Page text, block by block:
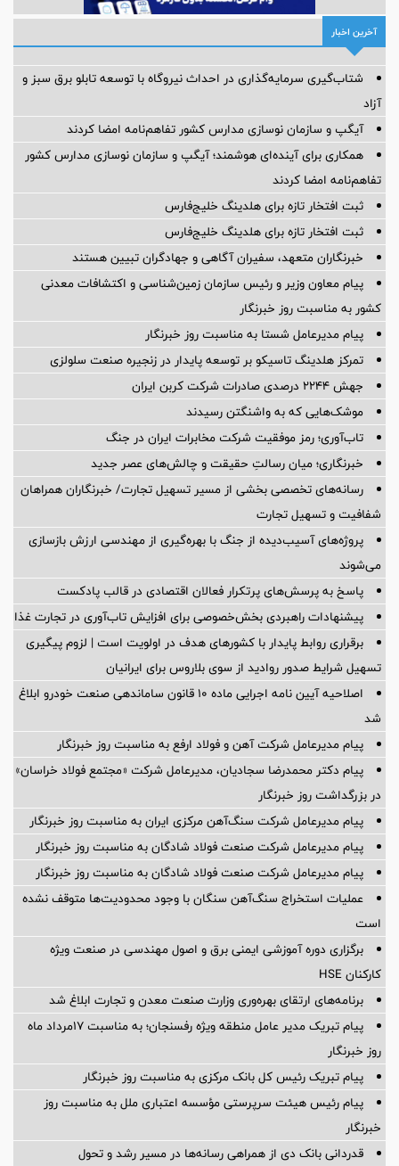
آخرین اخبار
شتاب‌گیری سرمایه‌گذاری در احداث نیروگاه با توسعه تابلو برق سبز و
آزاد
آیگپ و سازمان نوسازی مدارس کشور تفاهم‌نامه امضا کردند
همکاری برای آینده‌ای هوشمند؛ آیگپ و سازمان نوسازی مدارس کشور
تفاهم‌نامه امضا کردند
ثبت افتخار تازه برای هلدینگ خلیج‌فارس
ثبت افتخار تازه برای هلدینگ خلیج‌فارس
خبرنگاران متعهد، سفیران آگاهی و جهادگران تبیین هستند
پیام معاون وزیر و رئیس سازمان زمین‌شناسی و اکتشافات معدنی
کشور به مناسبت روز خبرنگار
پیام مدیرعامل شستا به مناسبت روز خبرنگار
تمرکز هلدینگ تاسیکو بر توسعه پایدار در زنجیره صنعت سلولزی
جهش ۲۲۴۴ درصدی صادرات شرکت کربن ایران
موشک‌هایی که به واشنگتن رسیدند
تاب‌آوری؛ رمز موفقیت شرکت مخابرات ایران در جنگ
خبرنگاری؛ میان رسالتِ حقیقت و چالش‌های عصر جدید
رسانه‌های تخصصی بخشی از مسیر تسهیل تجارت/ خبرنگاران همراهان
شفافیت و تسهیل تجارت
پروژه‌های آسیب‌دیده از جنگ با بهره‌گیری از مهندسی ارزش بازسازی
می‌شوند
پاسخ به پرسش‌های پرتکرار فعالان اقتصادی در قالب پادکست
پیشنهادات راهبردی بخش‌خصوصی برای افزایش تاب‌آوری در تجارت غذا
برقراری روابط پایدار با کشورهای هدف در اولویت است | لزوم پیگیری
تسهیل شرایط صدور روادید از سوی بلاروس برای ایرانیان
اصلاحیه آیین نامه اجرایی ماده ۱۰ قانون ساماندهی صنعت خودرو ابلاغ
شد
پیام مدیرعامل شرکت آهن و فولاد ارفع به مناسبت روز خبرنگار
پیام دکتر محمدرضا سجادیان، مدیرعامل شرکت «مجتمع فولاد خراسان»
در بزرگداشت روز خبرنگار
پیام مدیرعامل شرکت سنگ‌آهن مرکزی ایران به مناسبت روز خبرنگار
پیام مدیرعامل شرکت صنعت فولاد شادگان به مناسبت روز خبرنگار
پیام مدیرعامل شرکت صنعت فولاد شادگان به مناسبت روز خبرنگار
عملیات استخراج سنگ‌آهن سنگان با وجود محدودیت‌ها متوقف نشده
است
برگزاری دوره آموزشی ایمنی برق و اصول مهندسی در صنعت ویژه
کارکنان HSE
برنامه‌های ارتقای بهره‌وری وزارت صنعت معدن و تجارت ابلاغ شد
پیام تبریک مدیر عامل منطقه ویژه رفسنجان؛ به مناسبت ۱۷مرداد ماه
روز خبرنگار
پیام تبریک رئیس کل بانک مرکزی به مناسبت روز خبرنگار
پیام رئیس هیئت سرپرستی مؤسسه اعتباری ملل به مناسبت روز
خبرنگار
قدردانی بانک دی از همراهی رسانه‌ها در مسیر رشد و تحول